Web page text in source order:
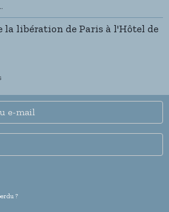
la libération de Paris à l'Hôtel de
?